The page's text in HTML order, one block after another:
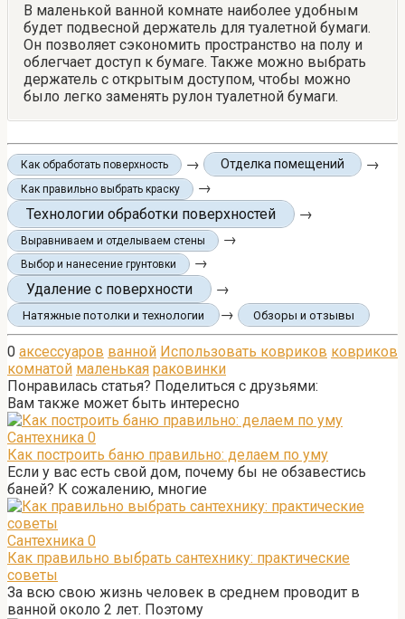
В маленькой ванной комнате наиболее удобным
будет подвесной держатель для туалетной бумаги.
Он позволяет сэкономить пространство на полу и
облегчает доступ к бумаге. Также можно выбрать
держатель с открытым доступом, чтобы можно
было легко заменять рулон туалетной бумаги.
Как обработать поверхность → Отделка помещений →
Как правильно выбрать краску
→
Технологии обработки поверхностей
→
Выравниваем и отделываем стены →
Выбор и нанесение грунтовки
→
Удаление с поверхности
→
Натяжные потолки и технологии → Обзоры и отзывы
0 аксессуаров ванной Использовать ковриков ковриков
комнатой маленькая раковинки
Понравилась статья? Поделиться с друзьями:
Вам также может быть интересно
Сантехника 0
Как построить баню правильно: делаем по уму
Если у вас есть свой дом, почему бы не обзавестись
баней? К сожалению, многие
Сантехника 0
Как правильно выбрать сантехнику: практические
советы
За всю свою жизнь человек в среднем проводит в
ванной около 2 лет. Поэтому